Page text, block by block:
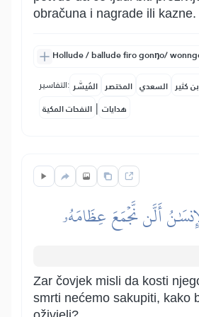
obračuna i nagrade ili kazne.
Hollude / ballude firo gonŋo/
التفاسير: المُيسَّر المختصر السعدي كثير
النفحات المكية | هدايات
أَلَّن نَّجۡمَعَ عِظَامَهُۥ
Zar čovjek misli da kosti
smrti nećemo sakupiti, kako